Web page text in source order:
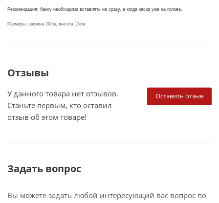
Рекомендация: банку необходимо вставлять не сразу, а когда каска уже на голове.
Размеры: ширина 20cм, высота 13cм.
Отзывы
Оставить отзыв
У данного товара нет отзывов.
Станьте первым, кто оставил
отзыв об этом товаре!
Задать вопрос
Вы можете задать любой интересующий вас вопрос по